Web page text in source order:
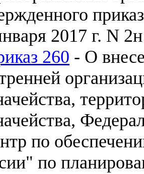
2017 г. N 2н
260 - О
по
по